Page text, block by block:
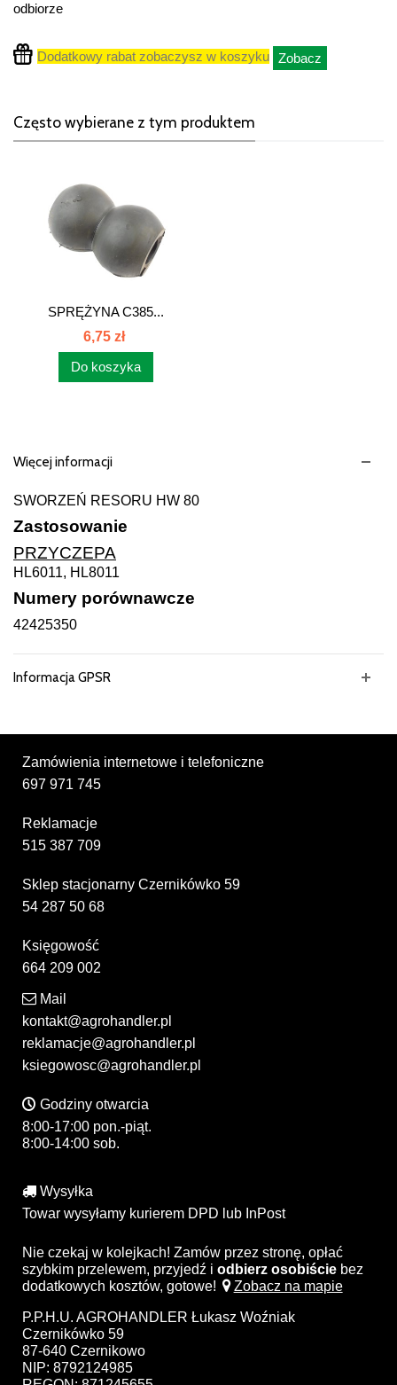
odbiorze
Dodatkowy rabat zobaczysz w koszyku Zobacz
Często wybierane z tym produktem
SPRĘŻYNA C385...
6,75 zł
Do koszyka
Więcej informacji
SWORZEŃ RESORU HW 80
Zastosowanie
PRZYCZEPA
HL6011, HL8011
Numery porównawcze
42425350
Informacja GPSR
Zamówienia internetowe i telefoniczne
697 971 745
Reklamacje
515 387 709
Sklep stacjonarny Czernikówko 59
54 287 50 68
Księgowość
664 209 002
Mail
kontakt@agrohandler.pl
reklamacje@agrohandler.pl
ksiegowosc@agrohandler.pl
Godziny otwarcia
8:00-17:00 pon.-piąt.
8:00-14:00 sob.
Wysyłka
Towar wysyłamy kurierem DPD lub InPost
Nie czekaj w kolejkach! Zamów przez stronę, opłać
szybkim przelewem, przyjedź i odbierz osobiście bez
dodatkowych kosztów, gotowe!
Zobacz na mapie
P.P.H.U. AGROHANDLER Łukasz Woźniak
Czernikówko 59
87-640 Czernikowo
NIP: 8792124985